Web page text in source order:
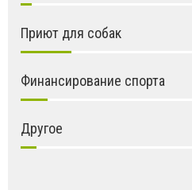
Приют для собак
Финансирование спорта
Другое